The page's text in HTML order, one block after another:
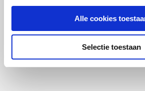
Alle cookies
Selectie toestaan